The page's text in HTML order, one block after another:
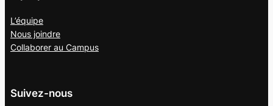
L’équipe
Nous joindre
Collaborer au Campus
Suivez-nous